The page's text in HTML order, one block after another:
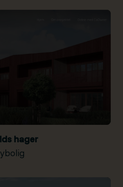
hager